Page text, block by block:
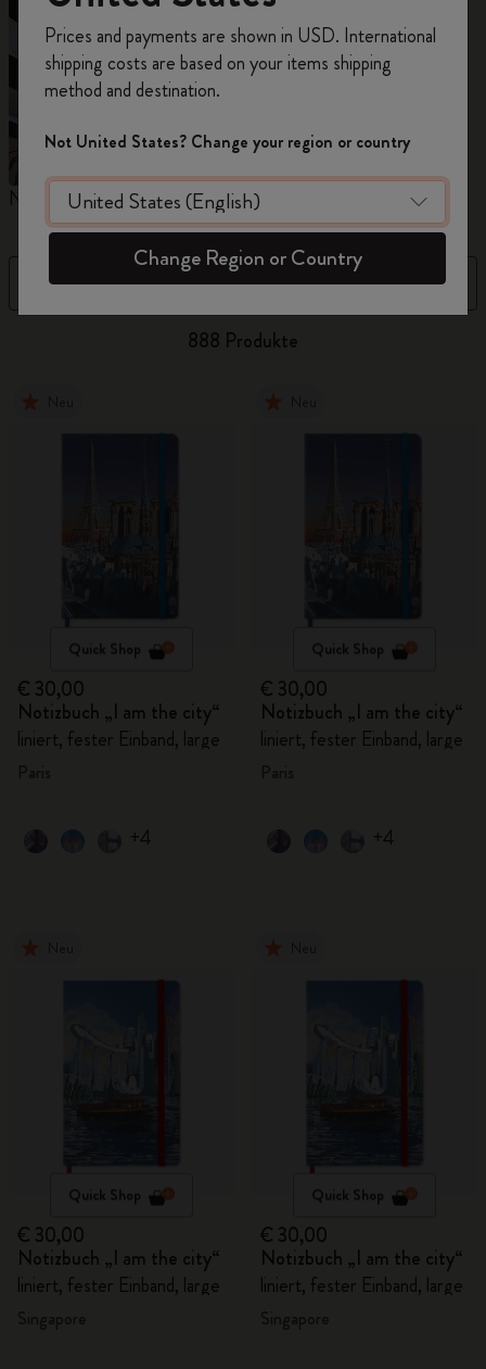
Notizbücher Kalender
Filter Neueste
888 Produkte
Quick Shop
€ 30,00
Notizbuch „I am the city“
liniert, fester Einband, large
+4
Quick Shop
€ 30,00
Notizbuch „I am the city“
liniert, fester Einband, large
+4
Quick Shop
€ 30,00
Notizbuch „I am the city“
liniert, fester Einband, large
Quick Shop
€ 30,00
Notizbuch „I am the city“
liniert, fester Einband, large
10% Rabatt sowie kostenlosen Versand auf
Ihre erste Bestellungmit dem Code
WELCOME10.
Erstellen Sie ein Moleskine Konto, um Zugang zu
exklusiven Angeboten, Mitgliedervorteilen und
noch mehr Inspiration zu erhalten.
Jetzt registrieren!
Prices and payments are shown in USD. International
shipping costs are based on your items shipping
method and destination.
Not United States? Change your region or country
Change Region or Country